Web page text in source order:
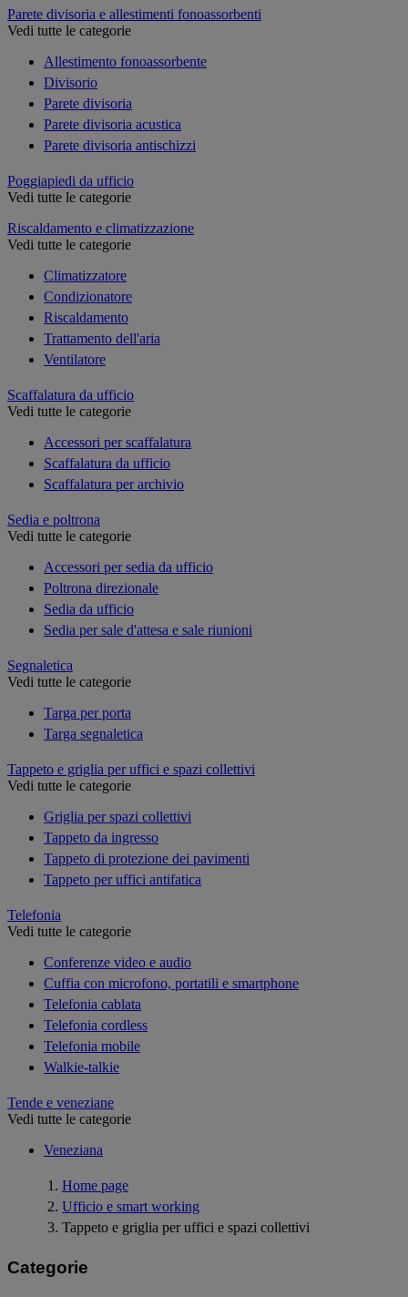
Parete divisoria e allestimenti fonoassorbenti
Vedi tutte le categorie
Allestimento fonoassorbente
Divisorio
Parete divisoria
Parete divisoria acustica
Parete divisoria antischizzi
Poggiapiedi da ufficio
Vedi tutte le categorie
Riscaldamento e climatizzazione
Vedi tutte le categorie
Climatizzatore
Condizionatore
Riscaldamento
Trattamento dell'aria
Ventilatore
Scaffalatura da ufficio
Vedi tutte le categorie
Accessori per scaffalatura
Scaffalatura da ufficio
Scaffalatura per archivio
Sedia e poltrona
Vedi tutte le categorie
Accessori per sedia da ufficio
Poltrona direzionale
Sedia da ufficio
Sedia per sale d'attesa e sale riunioni
Segnaletica
Vedi tutte le categorie
Targa per porta
Targa segnaletica
Tappeto e griglia per uffici e spazi collettivi
Vedi tutte le categorie
Griglia per spazi collettivi
Tappeto da ingresso
Tappeto di protezione dei pavimenti
Tappeto per uffici antifatica
Telefonia
Vedi tutte le categorie
Conferenze video e audio
Cuffia con microfono, portatili e smartphone
Telefonia cablata
Telefonia cordless
Telefonia mobile
Walkie-talkie
Tende e veneziane
Vedi tutte le categorie
Veneziana
Home page
Ufficio e smart working
Tappeto e griglia per uffici e spazi collettivi
Categorie